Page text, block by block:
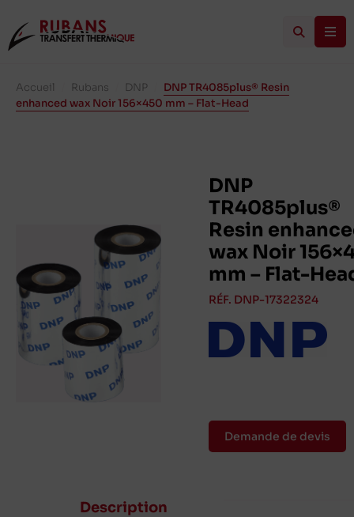
Accueil Rubans DNP
DNP TR4085plus® Resin
enhanced wax Noir 156×450 mm – Flat-Head
DNP
TR4085plus®
Resin
wax Noir
mm – Flat-
RÉF. DNP-17322324
Demande de devis
Description